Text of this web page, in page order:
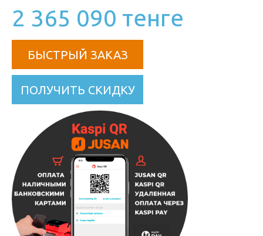
2 365 090 тенге
БЫСТРЫЙ ЗАКАЗ
ПОЛУЧИТЬ СКИДКУ